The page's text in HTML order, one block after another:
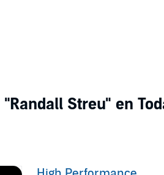
"Randall Streu" en